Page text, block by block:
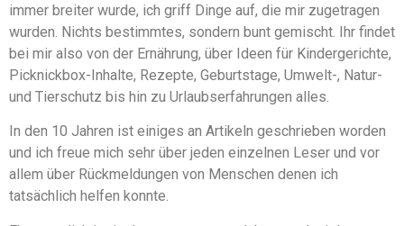
immer breiter wurde, ich griff Dinge auf, die mir zugetragen
wurden. Nichts bestimmtes, sondern bunt gemischt. Ihr findet
bei mir also von der Ernährung, über Ideen für Kindergerichte,
Picknickbox-Inhalte, Rezepte, Geburtstage, Umwelt-, Natur-
und Tierschutz bis hin zu Urlaubserfahrungen alles.
In den 10 Jahren ist einiges an Artikeln geschrieben worden
und ich freue mich sehr über jeden einzelnen Leser und vor
allem über Rückmeldungen von Menschen denen ich
tatsächlich helfen konnte.